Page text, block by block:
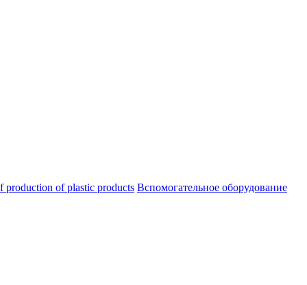
production of plastic products Вспомогательное оборудование